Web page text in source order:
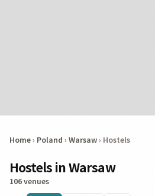
Home› Poland › Warsaw› Hostels
Hostels in Warsaw
106 venues